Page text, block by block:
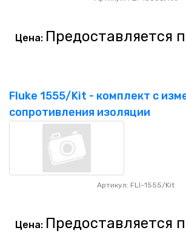
Цена: Предоставляется
Fluke 1555/Kit - комплект c
сопротивления изоляции
Артикул: FLI-1555/Kit
Цена: Предоставляется